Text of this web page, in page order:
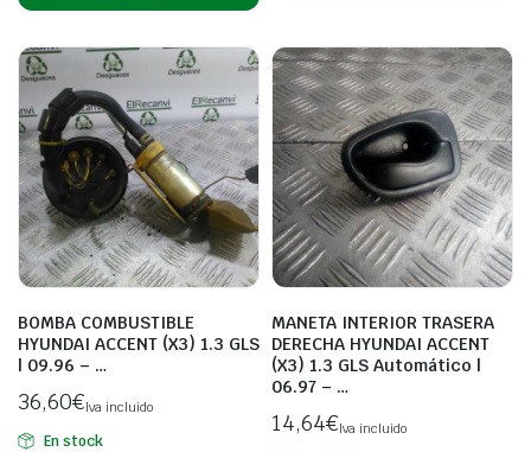
BOMBA COMBUSTIBLE
HYUNDAI ACCENT (X3) 1.3 GLS
| 09.96 – …
36,60€Iva incluido
En stock
MANETA INTERIOR TRASERA
DERECHA HYUNDAI ACCENT
(X3) 1.3 GLS Automático |
06.97 – …
14,64€Iva incluido